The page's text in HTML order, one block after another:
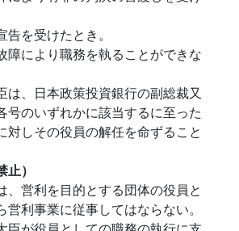
告を受けたとき。
障により職務を執ることができな
は、日本政策投資銀行の副総裁又
号のいずれかに該当するに至った
対しその役員の解任を命ずること
止）
、営利を目的とする団体の役員と
営利事業に従事してはならない。